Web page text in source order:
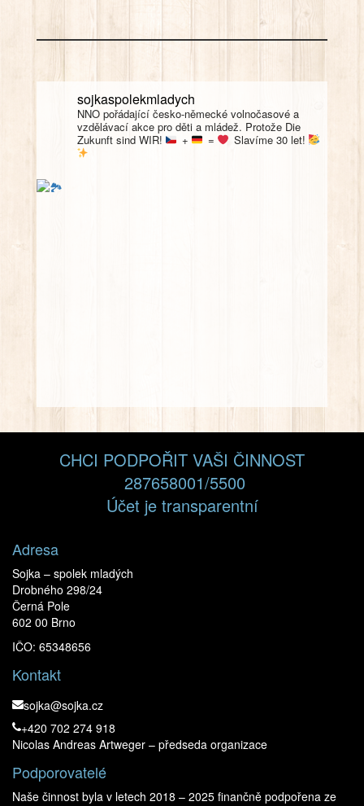
sojkaspolekmladych
NNO pořádající česko-německé volnočasové a
vzdělávací akce pro děti a mládež. Protože Die
Zukunft sind WIR!
+ = Slavíme 30 let!
CHCI PODPOŘIT VAŠI ČINNOST
287658001/5500
Účet je transparentní
Adresa
Sojka – spolek mladých
Drobného 298/24
Černá Pole
602 00 Brno
IČO: 65348656
Kontakt
sojka@sojka.cz
+420 702 274 918
Nicolas Andreas Artweger – předseda organizace
Podporovatelé
Naše činnost byla v letech 2018 – 2025 finančně podpořena ze